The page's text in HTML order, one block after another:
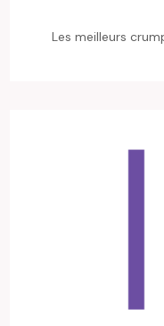
Les meilleurs